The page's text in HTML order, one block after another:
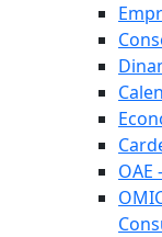
OAE